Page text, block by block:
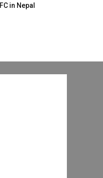
IFC in Nepal